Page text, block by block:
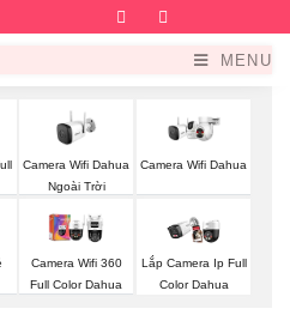
Facebook
MENU
Camera Wifi Dahua
Ngoài Trời
Camera Wifi Dahua
Camera Wifi 360
Full Color Dahua
Lắp Camera Ip Full
Color Dahua